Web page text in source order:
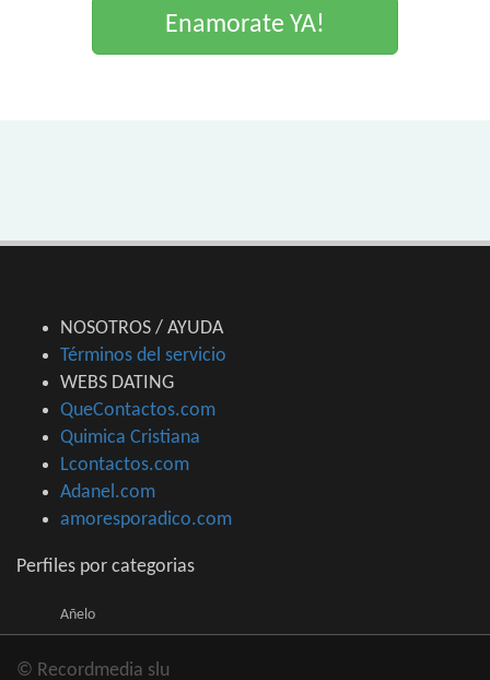
Enamorate YA!
NOSOTROS / AYUDA
Términos del servicio
WEBS DATING
QueContactos.com
Quimica Cristiana
Lcontactos.com
Adanel.com
amoresporadico.com
Perfiles por categorias
Añelo
© Recordmedia slu